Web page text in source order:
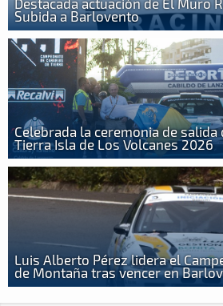
Destacada actuación de El Muro
Subida a Barlovento
Celebrada la ceremonia de salida
Tierra Isla de Los Volcanes 2026
Luis Alberto Pérez lidera el
de Montaña tras vencer en